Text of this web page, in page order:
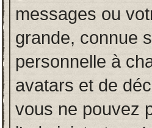
messages ou
grande, connue
personnelle à
avatars et de
vous ne pouvez